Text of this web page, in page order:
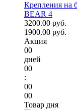
Крепления на
BEAR 4
3200.00 руб.
1900.00 руб.
Акция
00
дней
00
:
00
00
Товар дня